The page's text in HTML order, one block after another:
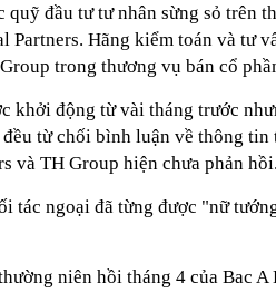
đầu tư tư nhân sừng sỏ trên
Partners. Hãng kiểm toán và tư
trong thương vụ bán cổ
khởi động từ vài tháng trước
từ chối bình luận về thông tin
và TH Group hiện chưa phản hồi.
tác ngoại đã từng được "nữ
niên hồi tháng 4 của Bac A